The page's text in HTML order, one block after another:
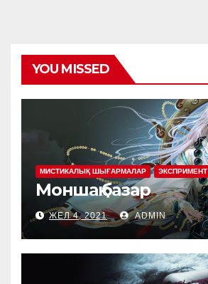
YOU MISSED
МИСТИКАЛЫҚ ШЫҒАРМАЛАР ЭКСПРИМЕНТ
Моншақ базар
ЖЕЛ 4, 2021 ADMIN